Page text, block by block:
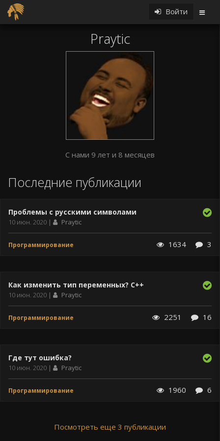
Войти
Praytic
С нами 9 лет и 8 месяцев
Последние публикации
Проблемы с русскими символами
Дата
10 июн. 2020 Praytic
Программирование 1634 3
Как изменить тип переменных? С++
Дата
10 июн. 2020 Praytic
Программирование 2251 16
Где тут ошибка?
Дата
10 июн. 2020 Praytic
Программирование 1960 6
Посмотреть еще 3 публикации